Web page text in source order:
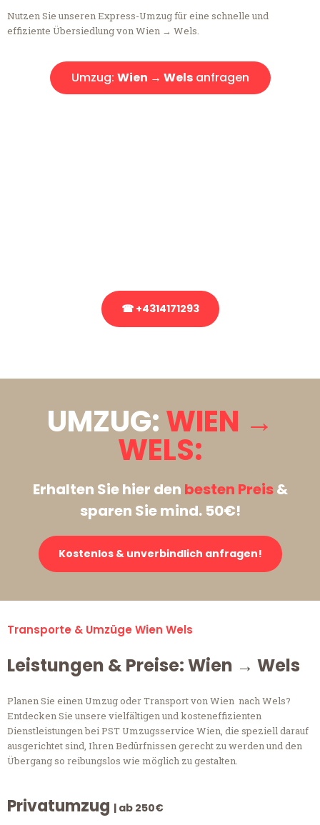
Nutzen Sie unseren Express-Umzug für eine schnelle und
effiziente Übersiedlung von Wien → Wels.
Umzug: Wien → Welsanfragen
☎ +4314171293
UMZUG:WIEN →
WELS:
Erhalten Sie hier den besten Preis&
sparen Sie mind. 50€!
Kostenlos & unverbindlich anfragen!
Transporte & Umzüge Wien Wels
Leistungen & Preise: Wien → Wels
Planen Sie einen Umzug oder Transport von Wien nach Wels?
Entdecken Sie unsere vielfältigen und kosteneffizienten
Dienstleistungen bei PST Umzugsservice Wien, die speziell darauf
ausgerichtet sind, Ihren Bedürfnissen gerecht zu werden und den
Übergang so reibungslos wie möglich zu gestalten.
Privatumzug | ab 250€